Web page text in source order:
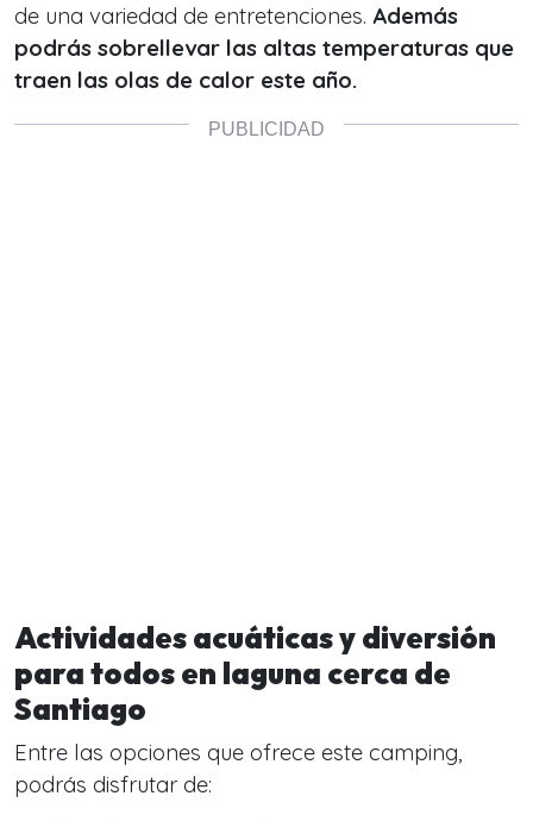
de una variedad de entretenciones. Además
podrás sobrellevar las altas temperaturas que
traen las olas de calor este año.
Actividades acuáticas y diversión
para todos en laguna cerca de
Santiago
Entre las opciones que ofrece este camping,
podrás disfrutar de: